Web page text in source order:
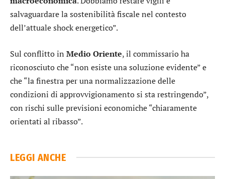
salvaguardare la sostenibilità fiscale nel contesto
dell’attuale shock energetico”.
Sul conflitto in Medio Oriente, il commissario ha
riconosciuto che “non esiste una soluzione evidente” e
che “la finestra per una normalizzazione delle
condizioni di approvvigionamento si sta restringendo”,
con rischi sulle previsioni economiche “chiaramente
orientati al ribasso”.
LEGGI ANCHE